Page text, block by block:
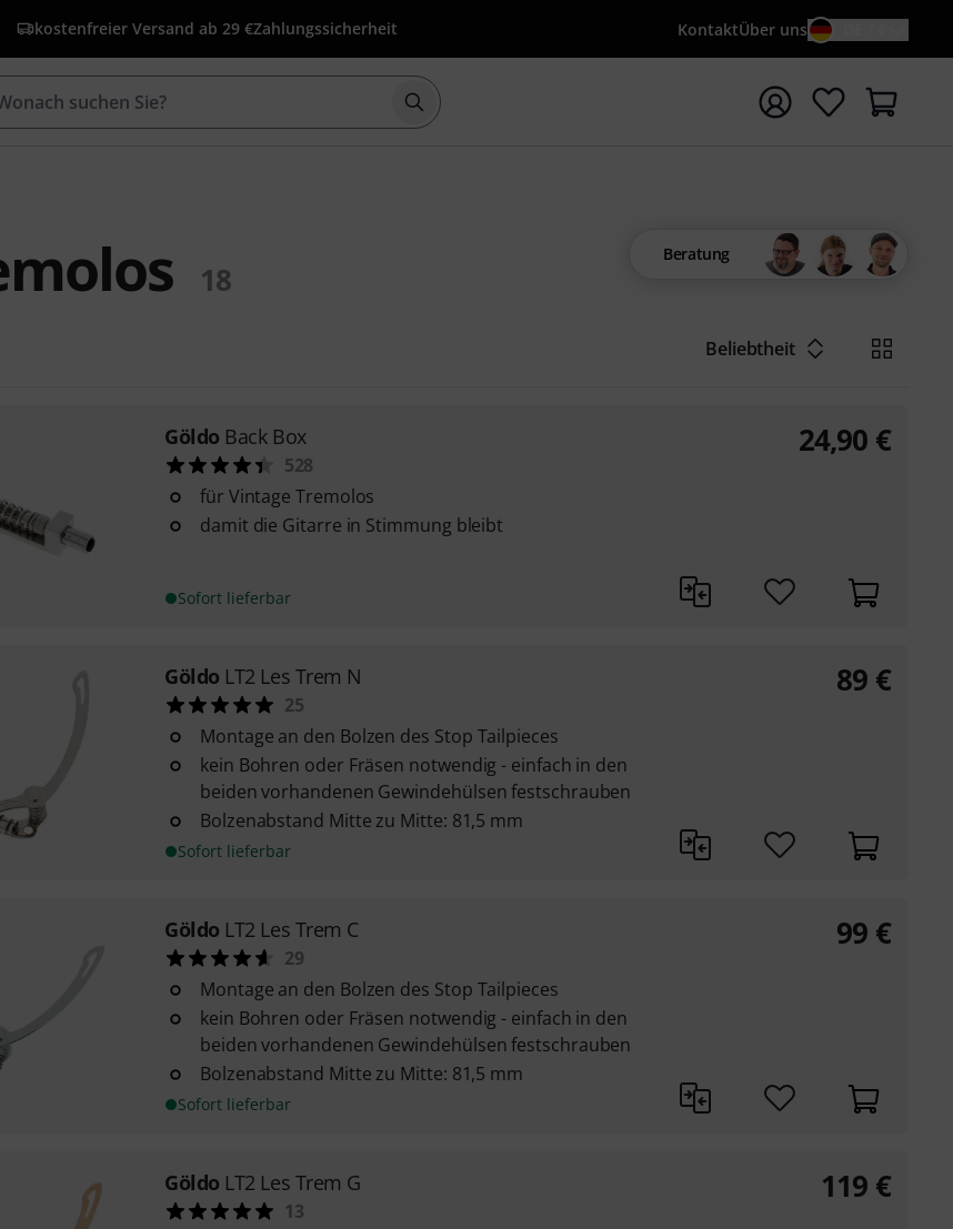
kostenfreier Versand ab 29 €Zahlungssicherheit KontaktÜber uns
Suche mit Suchwort {searchTerm} starten
18
Beratung
Beliebtheit
Göldo Back Box
528
für Vintage Tremolos
damit die Gitarre in Stimmung bleibt
Sofort lieferbar
24,90 €
Göldo LT2 Les Trem N
25
Montage an den Bolzen des Stop Tailpieces
kein Bohren oder Fräsen notwendig - einfach in den
beiden vorhandenen Gewindehülsen festschrauben
Bolzenabstand Mitte zu Mitte: 81,5 mm
Sofort lieferbar
89 €
Göldo LT2 Les Trem C
29
Montage an den Bolzen des Stop Tailpieces
kein Bohren oder Fräsen notwendig - einfach in den
beiden vorhandenen Gewindehülsen festschrauben
Bolzenabstand Mitte zu Mitte: 81,5 mm
Sofort lieferbar
99 €
Göldo LT2 Les Trem G
13
119 €